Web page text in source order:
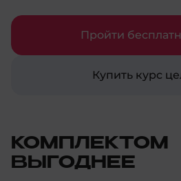
Пройти
Купить курс
КОМПЛЕКТОМ
ВЫГОДНЕЕ